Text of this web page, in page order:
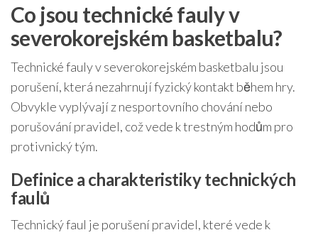
Co jsou technické fauly v
severokorejském basketbalu?
Technické fauly v severokorejském basketbalu jsou
porušení, která nezahrnují fyzický kontakt během hry.
Obvykle vyplývají z nesportovního chování nebo
porušování pravidel, což vede k trestným hodům pro
protivnický tým.
Definice a charakteristiky technických
faulů
Technický faul je porušení pravidel, které vede k